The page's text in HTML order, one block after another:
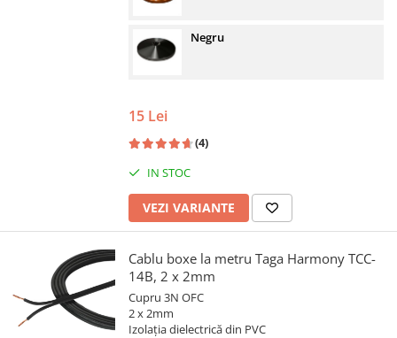
Negru
15 Lei
(4)
IN STOC
VEZI VARIANTE
Cablu boxe la metru Taga Harmony TCC-
14B, 2 x 2mm
Cupru 3N OFC
2 x 2mm
Izolația dielectrică din PVC